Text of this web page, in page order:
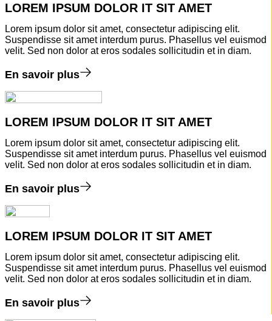
LOREM IPSUM DOLOR IT SIT AMET
Lorem ipsum dolor sit amet, consectetur adipiscing elit.
Suspendisse sit amet interdum purus. Phasellus vel euismod
velit. Sed non dolor at eros sodales sollicitudin et in diam.
En savoir plus
LOREM IPSUM DOLOR IT SIT AMET
Lorem ipsum dolor sit amet, consectetur adipiscing elit.
Suspendisse sit amet interdum purus. Phasellus vel euismod
velit. Sed non dolor at eros sodales sollicitudin et in diam.
En savoir plus
LOREM IPSUM DOLOR IT SIT AMET
Lorem ipsum dolor sit amet, consectetur adipiscing elit.
Suspendisse sit amet interdum purus. Phasellus vel euismod
velit. Sed non dolor at eros sodales sollicitudin et in diam.
En savoir plus